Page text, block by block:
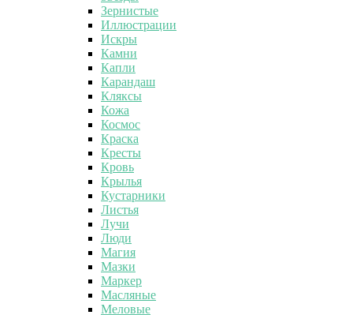
Зернистые
Иллюстрации
Искры
Камни
Капли
Карандаш
Кляксы
Кожа
Космос
Краска
Кресты
Кровь
Крылья
Кустарники
Листья
Лучи
Люди
Магия
Мазки
Маркер
Масляные
Меловые